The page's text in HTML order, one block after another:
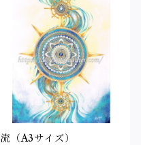
流（A3サイズ）